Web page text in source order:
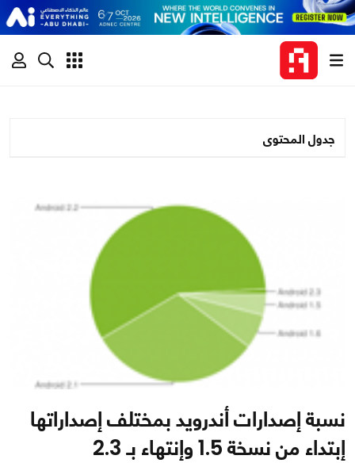
جدول المحتوى
نسبة إصدارات أندرويد بمختلف إصداراتها
إبتداء من نسخة 1.5 وإنتهاء بـ 2.3